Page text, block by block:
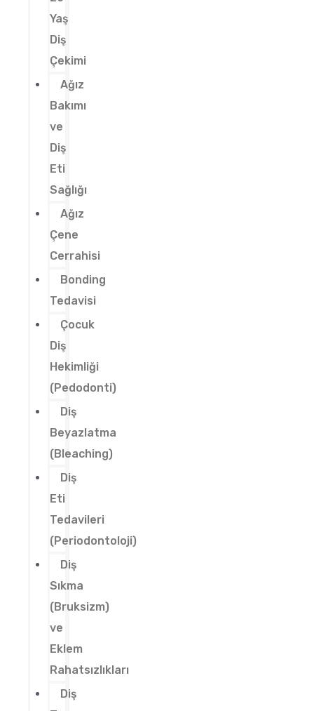
Yaş
Diş
Çekimi
Ağız
Bakımı
ve
Diş
Eti
Sağlığı
Ağız
Çene
Cerrahisi
Bonding
Tedavisi
Çocuk
Diş
Hekimliği
(Pedodonti)
Diş
Beyazlatma
(Bleaching)
Diş
Eti
Tedavileri
(Periodontoloji)
Diş
Sıkma
(Bruksizm)
ve
Eklem
Rahatsızlıkları
Diş